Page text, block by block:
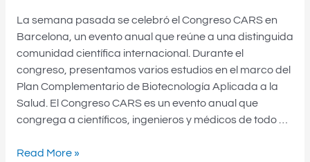
La semana pasada se celebró el Congreso CARS en
Barcelona, un evento anual que reúne a una distinguida
comunidad científica internacional. Durante el
congreso, presentamos varios estudios en el marco del
Plan Complementario de Biotecnología Aplicada a la
Salud. El Congreso CARS es un evento anual que
congrega a científicos, ingenieros y médicos de todo …
and
Surgery”
Read More »